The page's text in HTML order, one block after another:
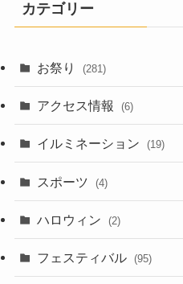
カテゴリー
お祭り (281)
アクセス情報 (6)
イルミネーション (19)
スポーツ (4)
ハロウィン (2)
フェスティバル (95)